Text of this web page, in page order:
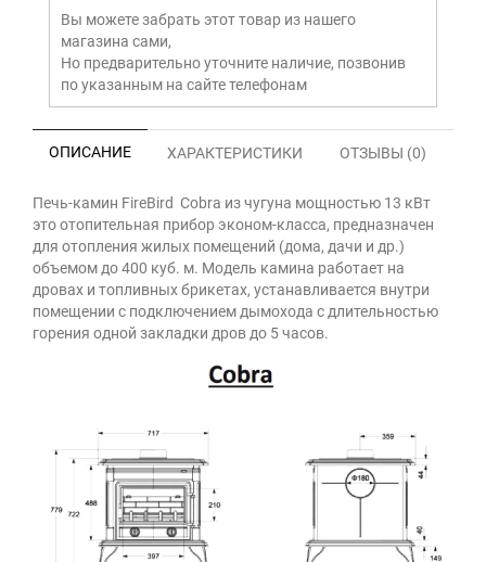
Вы можете забрать этот товар из нашего
магазина сами,
Но предварительно уточните наличие, позвонив
по указанным на сайте телефонам
ОПИСАНИЕ ХАРАКТЕРИСТИКИ ОТЗЫВЫ (0)
Печь-камин FireBird Cobra из чугуна мощностью 13 кВт
это отопительная прибор эконом-класса, предназначен
для отопления жилых помещений (дома, дачи и др.)
объемом до 400 куб. м. Модель камина работает на
дровах и топливных брикетах, устанавливается внутри
помещении с подключением дымохода с длительностью
горения одной закладки дров до 5 часов.